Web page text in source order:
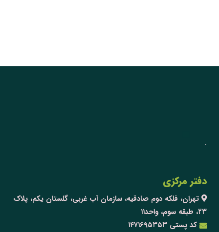
.
دفتر مرکزی
تهران، فلکه دوم صادقیه، سازمان آب غربی، گلستان یکم، پلاک
۲۳، طبقه سوم، واحد۱۱
کد پستی ۱۴۷۱۶۹۵۳۵۳